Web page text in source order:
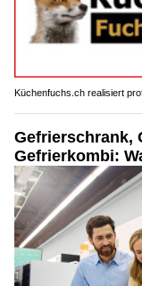
Küchenfuchs.ch realisiert
Gefrierschrank,
Gefrierkombi: